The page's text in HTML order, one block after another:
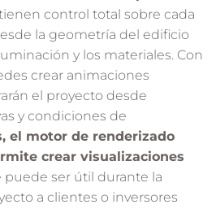
control total sobre cada
la geometría del edificio
y los materiales. Con
crear animaciones
el proyecto desde
y condiciones de
el motor de renderizado
crear visualizaciones
puede ser útil durante la
a clientes o inversores